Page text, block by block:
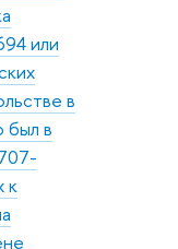
или
в
был в
к